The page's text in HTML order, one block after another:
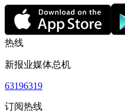
热线
新报业媒体总机
63196319
订阅热线